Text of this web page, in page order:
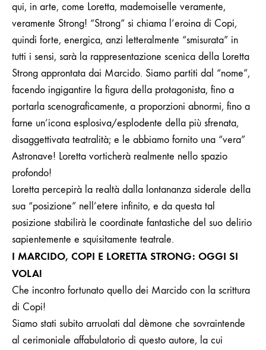
qui, in arte, come Loretta, mademoiselle veramente,
veramente Strong! “Strong” si chiama l’eroina di Copi,
quindi forte, energica, anzi letteralmente “smisurata” in
tutti i sensi, sarà la rappresentazione scenica della Loretta
Strong approntata dai Marcido. Siamo partiti dal “nome”,
facendo ingigantire la figura della protagonista, fino a
portarla scenograficamente, a proporzioni abnormi, fino a
farne un’icona esplosiva/esplodente della più sfrenata,
disaggettivata teatralità; e le abbiamo fornito una “vera”
Astronave! Loretta vorticherà realmente nello spazio
profondo!
Loretta percepirà la realtà dalla lontananza siderale della
sua “posizione” nell’etere infinito, e da questa tal
posizione stabilirà le coordinate fantastiche del suo delirio
sapientemente e squisitamente teatrale.
I MARCIDO, COPI E LORETTA STRONG: OGGI SI
VOLA!
Che incontro fortunato quello dei Marcido con la scrittura
di Copi!
Siamo stati subito arruolati dal dèmone che sovraintende
al cerimoniale affabulatorio di questo autore, la cui